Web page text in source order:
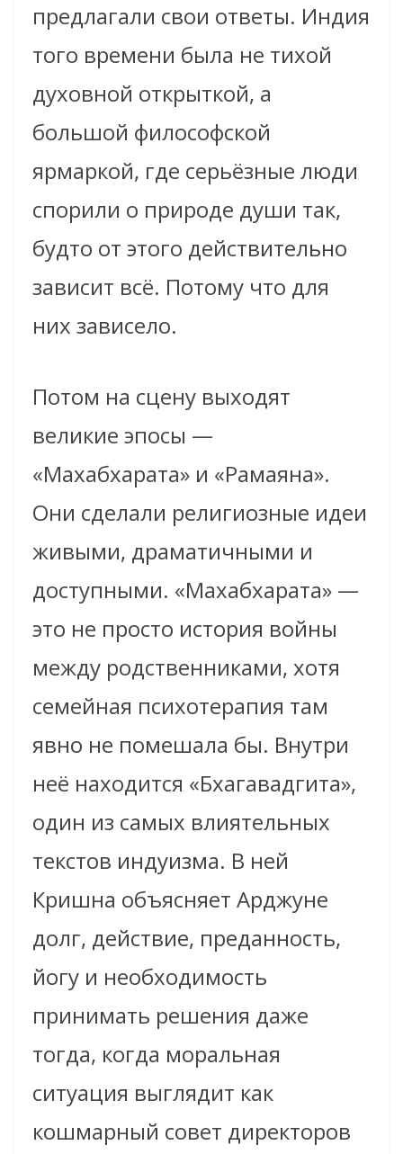
предлагали свои ответы. Индия
того времени была не тихой
духовной открыткой, а
большой философской
ярмаркой, где серьёзные люди
спорили о природе души так,
будто от этого действительно
зависит всё. Потому что для
них зависело.
Потом на сцену выходят
великие эпосы —
«Махабхарата» и «Рамаяна».
Они сделали религиозные идеи
живыми, драматичными и
доступными. «Махабхарата» —
это не просто история войны
между родственниками, хотя
семейная психотерапия там
явно не помешала бы. Внутри
неё находится «Бхагавадгита»,
один из самых влиятельных
текстов индуизма. В ней
Кришна объясняет Арджуне
долг, действие, преданность,
йогу и необходимость
принимать решения даже
тогда, когда моральная
ситуация выглядит как
кошмарный совет директоров